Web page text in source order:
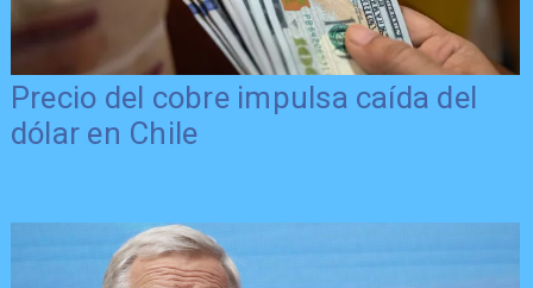
Precio del cobre impulsa caída del
dólar en Chile